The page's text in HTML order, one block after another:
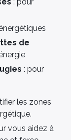
de
: pour
les zones
vous aidez à